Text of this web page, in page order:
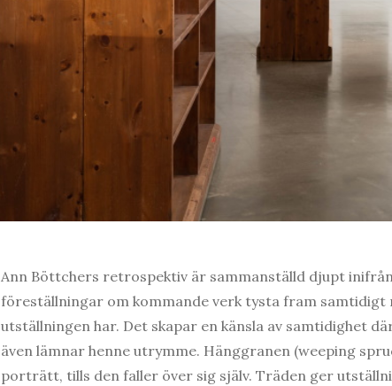
Ann Böttchers retrospektiv är sammanställd djupt
föreställningar om kommande verk tysta fram
utställningen har. Det skapar en känsla av samtidighet
även lämnar henne utrymme. Hänggranen (weeping
porträtt, tills den faller över sig själv. Träden ger